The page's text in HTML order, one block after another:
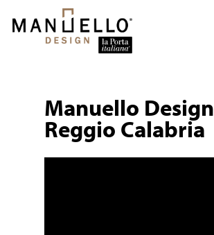
main
Manuello Design
Reggio Calabria